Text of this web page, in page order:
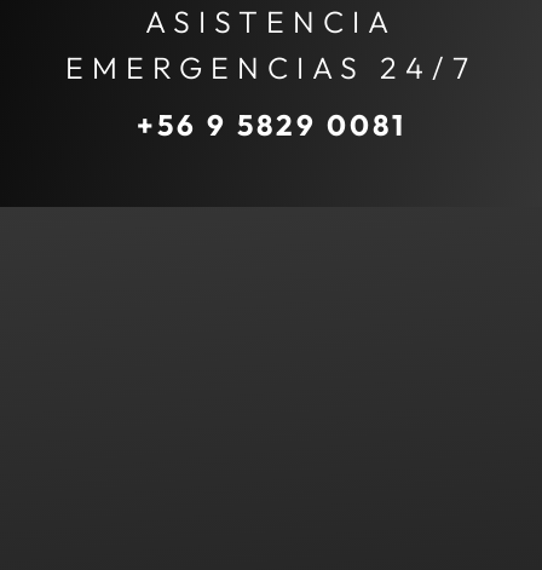
ASISTENCIA
EMERGENCIAS 24/7
+56 9 5829 0081